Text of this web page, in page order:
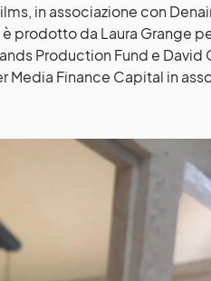
in associazione con
prodotto da Laura Grange
Production Fund e David
Media Finance Capital in